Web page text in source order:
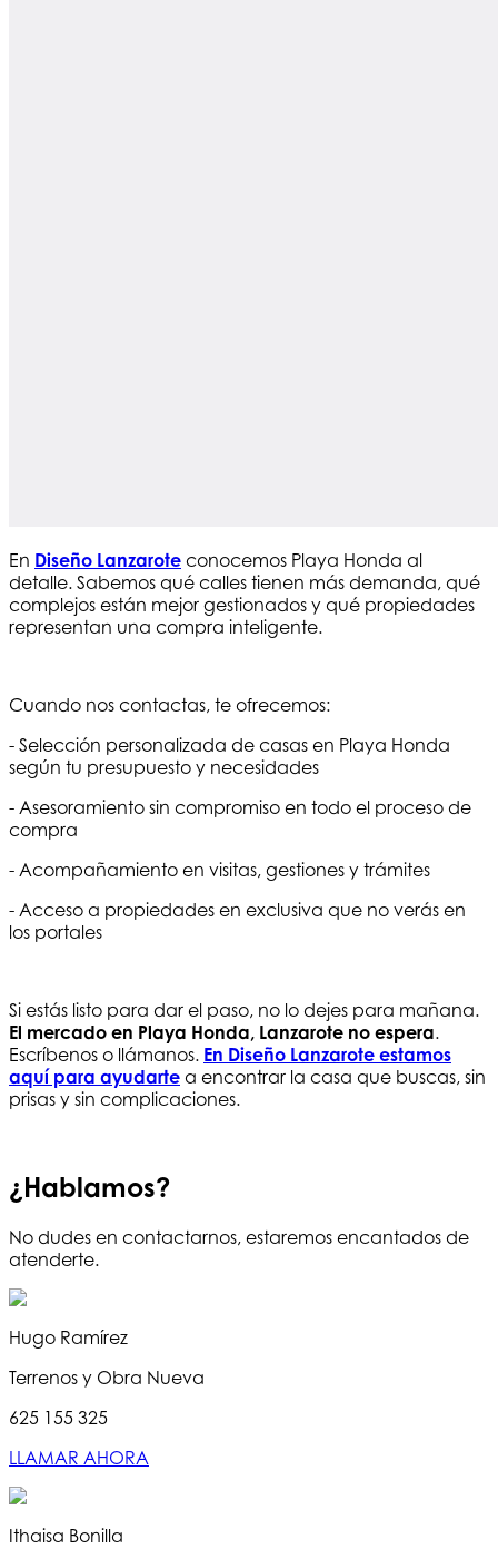
En Diseño Lanzarote conocemos Playa Honda al
detalle. Sabemos qué calles tienen más demanda, qué
complejos están mejor gestionados y qué propiedades
representan una compra inteligente.
Cuando nos contactas, te ofrecemos:
- Selección personalizada de casas en Playa Honda
según tu presupuesto y necesidades
- Asesoramiento sin compromiso en todo el proceso de
compra
- Acompañamiento en visitas, gestiones y trámites
- Acceso a propiedades en exclusiva que no verás en
los portales
Si estás listo para dar el paso, no lo dejes para mañana.
El mercado en Playa Honda, Lanzarote no espera.
Escríbenos o llámanos. En Diseño Lanzarote estamos
aquí para ayudarte a encontrar la casa que buscas, sin
prisas y sin complicaciones.
¿Hablamos?
No dudes en contactarnos, estaremos encantados de
atenderte.
Hugo Ramírez
Terrenos y Obra Nueva
625 155 325
LLAMAR AHORA
Ithaisa Bonilla